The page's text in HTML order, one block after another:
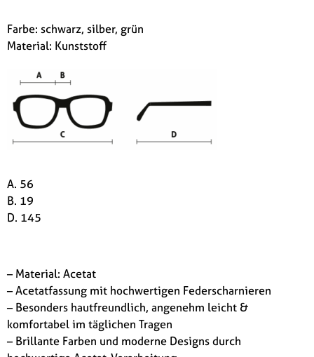
Farbe: schwarz, silber, grün
Material: Kunststoff
A. 56
B. 19
D. 145
– Material: Acetat
– Acetatfassung mit hochwertigen Federscharnieren
– Besonders hautfreundlich, angenehm leicht &
komfortabel im täglichen Tragen
– Brillante Farben und moderne Designs durch